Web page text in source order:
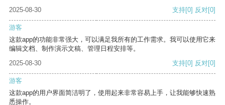
2025-08-30 支持[0] 反对[0]
游客
这款app的功能非常强大，可以满足我所有的工作需求。我可以使用它来
编辑文档、制作演示文稿、管理日程安排等。
2025-08-30
支持[0] 反对[0]
游客
这款app的用户界面简洁明了，使用起来非常容易上手，让我能够快速熟
悉操作。